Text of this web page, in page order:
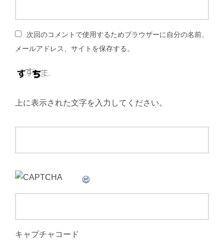
次回のコメントで使用するためブラウザーに自分の名前、
メールアドレス、サイトを保存する。
上に表示された文字を入力してください。
キャプチャコード